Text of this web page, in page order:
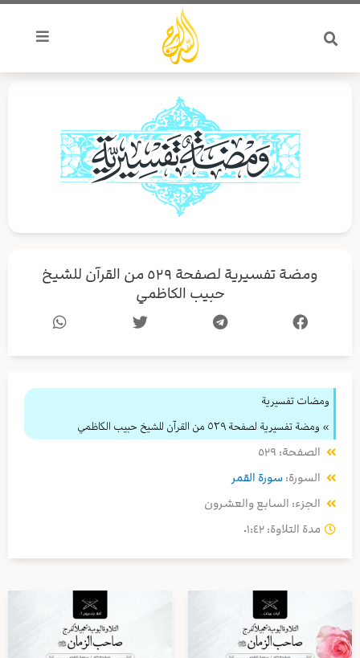
تخطي
المحتوى
ومضة تفسيرية لصفحة ٥٢٩ من القرآن للشيخ
حبيب الكاظمي
ومضات تفسيرية
» ومضة تفسيرية لصفحة ٥٢٩ من القرآن للشيخ حبيب الكاظمي
الصفحة: ٥٢٩
السورة: سورة القمر
الجزء: السابع والعشرون
مدة التلاوة: ٠١:٤٢